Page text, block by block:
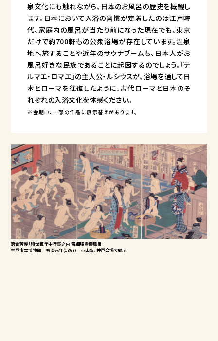
泉文化にも触れながら、日本のお風呂の歴史を概観し
ます。日本において入浴の習慣が定着したのは江戸時
代、家庭内の風呂が当たり前になった現在でも、東京
だけで約700軒もの公衆浴場が存在しています。温泉
地へ旅することや近年のサウナブームも、日本人がお
風呂好きな民族であることに起因するのでしょう。『テ
ルマエ・ロマエ』の主人公・ルシウスが、浴場を通して日
本とローマを往復したように、古代ローマと日本のそ
れぞれの入浴文化を体感ください。
※会期中、一部の作品に展示替えがあります。
落合芳幾「時世粧年中行事之内 競細腰雪柳風呂」
神戸市立博物館 明治元年(1868) ※山梨、神戸会場で展示